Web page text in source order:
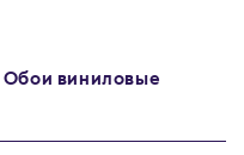
Обои виниловые